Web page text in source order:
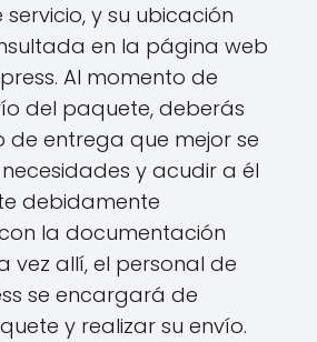
y su ubicación
en la página web
Al momento de
del paquete, deberás
de entrega que mejor se
y acudir a él
debidamente
la documentación
vez allí, el personal de
se encargará de
y realizar su envío.